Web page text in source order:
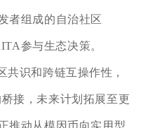
者组成的自治社区
参与生态决策。
共识和跨链互操作性，
接，未来计划拓展至更